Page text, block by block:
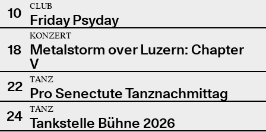
10
CLUB
Friday Psyday
18
KONZERT
Metalstorm over Luzern: Chapter
V
22
TANZ
Pro Senectute Tanznachmittag
24
TANZ
Tankstelle Bühne 2026